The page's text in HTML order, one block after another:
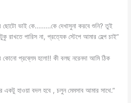
ভাই কে………কে দেখাসুনা করবে শুনি? তুই
রাখতে পারিস না, প্রত্যেক স্টেপে আমার হেল্প চাই”
কোনো প্রব্লেম হলো!! কী বলছ নরেনদা আমি ঠিক
একটু হাওয়া বদল হবে , চলুন মেমসাব আমার সাথে.”